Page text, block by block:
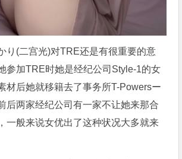
り(二宫光)对TRE还是有很重要的意
参加TRE时她是经纪公司Style-1的女
材后她就移籍去了事务所T-Powersー
后两家经纪公司有一家不让她来那合
一般来说女优出了这种状况大多就来